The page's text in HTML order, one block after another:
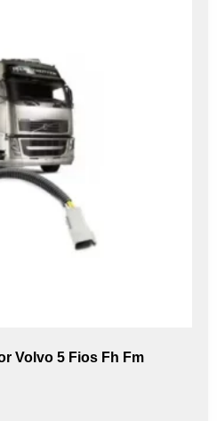
Volvo 5 Fios Fh Fm